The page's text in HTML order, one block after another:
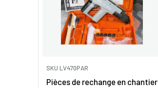
SKU LV470PAR
Pièces de rechange en chantier